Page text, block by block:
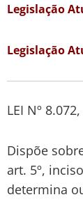
Legislação
Legislação
LEI Nº
Dispõe
art. 5º,
determina